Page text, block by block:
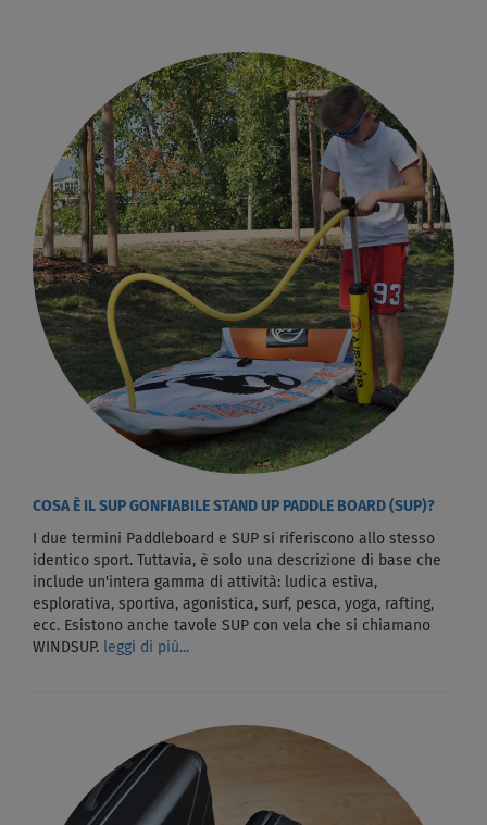
COSA È IL SUP GONFIABILE STAND UP PADDLE BOARD (SUP)?
I due termini Paddleboard e SUP si riferiscono allo stesso
identico sport. Tuttavia, è solo una descrizione di base che
include un'intera gamma di attività: ludica estiva,
esplorativa, sportiva, agonistica, surf, pesca, yoga, rafting,
ecc. Esistono anche tavole SUP con vela che si chiamano
WINDSUP. leggi di più...